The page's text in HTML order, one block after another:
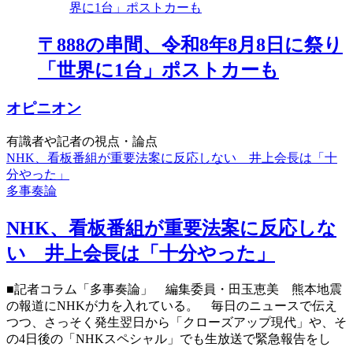
〒888の串間、令和8年8月8日に祭り
「世界に1台」ポストカーも
オピニオン
有識者や記者の視点・論点
NHK、看板番組が重要法案に反応しない 井上会長は「十
分やった」
多事奏論
NHK、看板番組が重要法案に反応しな
い 井上会長は「十分やった」
■記者コラム「多事奏論」 編集委員・田玉恵美 熊本地震
の報道にNHKが力を入れている。 毎日のニュースで伝え
つつ、さっそく発生翌日から「クローズアップ現代」や、そ
の4日後の「NHKスペシャル」でも生放送で緊急報告をし